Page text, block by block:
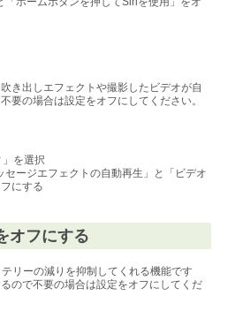
き出しエフェクトや撮影したビデオが自
要の場合は設定をオフにしてください。
を選択
セージエフェクトの自動再生」と「ビデオ
にする
オフにする
リーの減りを抑制してくれる機能です
ので不要の場合は設定をオフにしてくだ